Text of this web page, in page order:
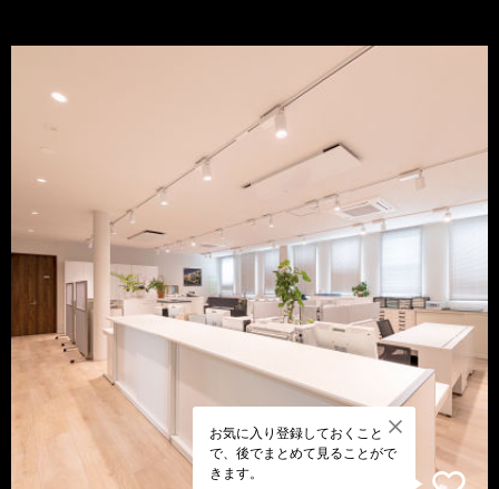
お気に入り登録しておくこと
で、後でまとめて見ることがで
きます。